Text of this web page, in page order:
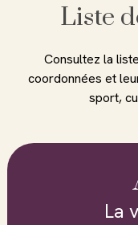
Liste
Consultez la
coordonnées et
sport,
La